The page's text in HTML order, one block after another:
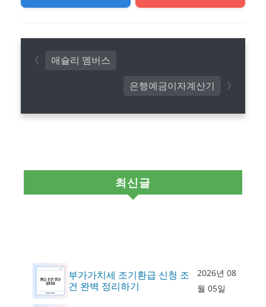
은행예금이자계산기
애슐리 멤버스
최신글
부가가치세 조기환급 신청 조
건 완벽 정리하기
2026년 08
월 05일